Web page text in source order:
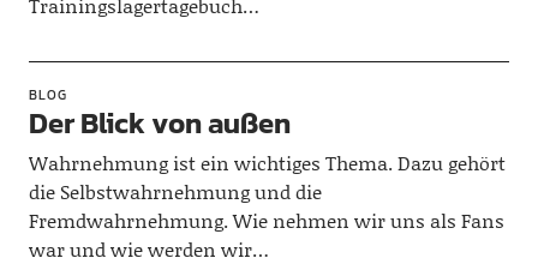
BLOG
Der Blick von außen
Wahrnehmung ist ein wichtiges Thema. Dazu gehört
die Selbstwahrnehmung und die
Fremdwahrnehmung. Wie nehmen wir uns als Fans
war und wie werden wir…